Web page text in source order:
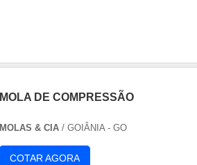
MOLA DE COMPRESSÃO
MOLAS & CIA / GOIÂNIA - GO
COTAR AGORA